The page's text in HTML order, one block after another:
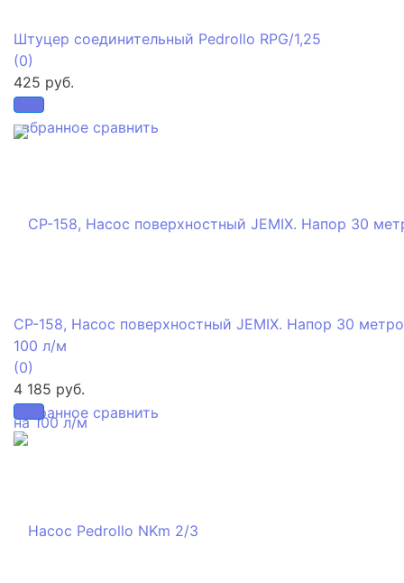
избранное сравнить
Штуцер соединительный Pedrollo RPG/1,25
(0)
425 руб.
избранное сравнить
CP-158, Насос поверхностный JEMIX. Напор 30
100 л/м
(0)
4 185 руб.